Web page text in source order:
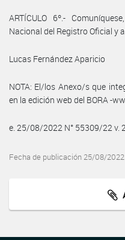
ARTÍCULO 6º.-
Nacional del Registro Oficial y
Lucas Fernández Aparicio
NOTA: El/los Anexo/s que
en la edición web del BORA -
e. 25/08/2022 N° 55309/22 v.
Fecha de publicación 25/08/2022